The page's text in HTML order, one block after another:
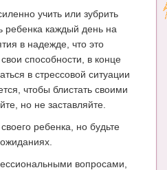
учить или зубрить
ребенка каждый день на
в надежде, что это
способности, в конце
в стрессовой ситуации
чтобы блистать своими
но не заставляйте.
ребенка, но будьте
вопросами,